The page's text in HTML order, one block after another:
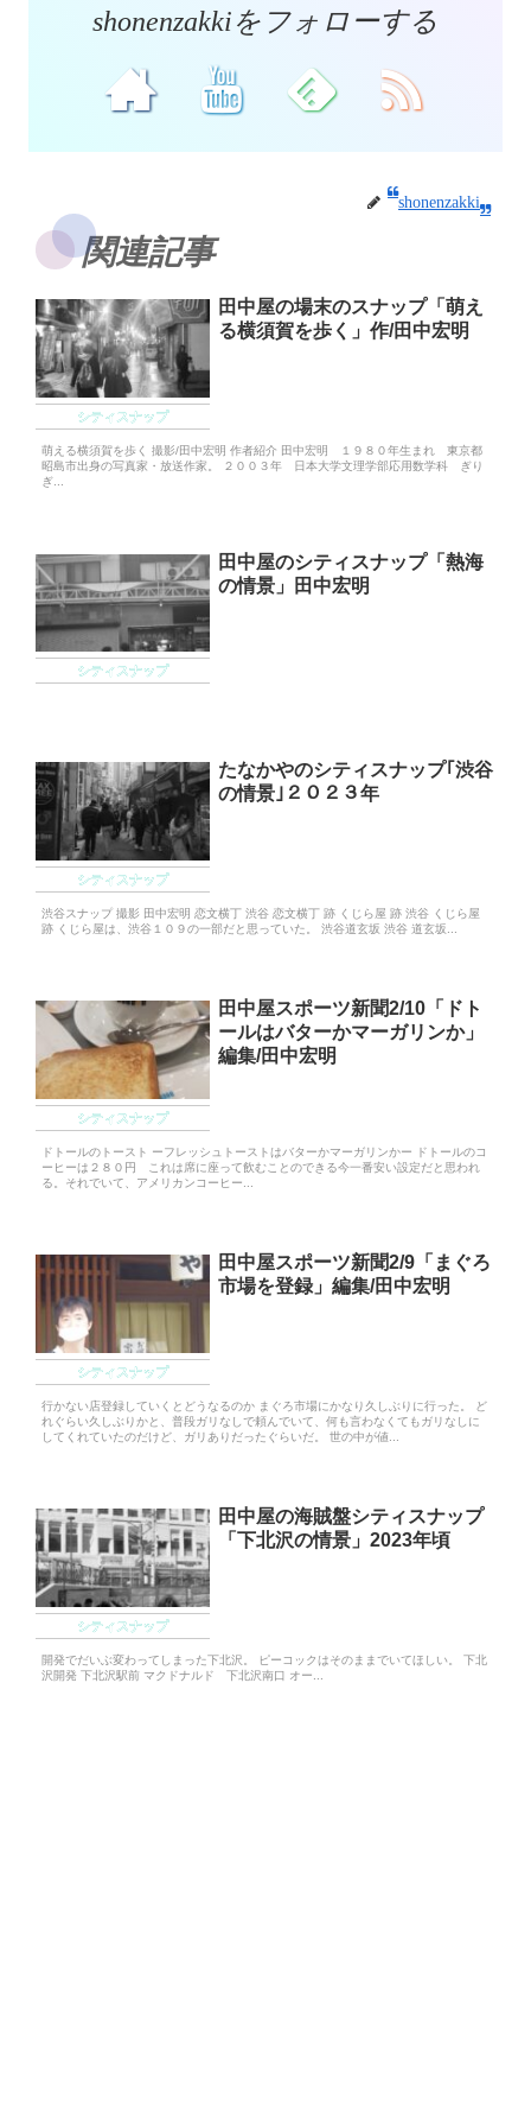
shonenzakkiをフォローする
shonenzakki
関連記事
シティスナップ
田中屋の場末のスナップ「萌え
る横須賀を歩く」作/田中宏明
萌える横須賀を歩く 撮影/田中宏明 作者紹介 田中宏明 １９８０年生まれ 東京都
昭島市出身の写真家・放送作家。 ２００３年 日本大学文理学部応用数学科 ぎり
ぎ...
シティスナップ
田中屋のシティスナップ「熱海
の情景」田中宏明
シティスナップ
たなかやのシティスナップ｢渋谷
の情景｣２０２３年
渋谷スナップ 撮影 田中宏明 恋文横丁 渋谷 恋文横丁 跡 くじら屋 跡 渋谷 くじら屋
跡 くじら屋は、渋谷１０９の一部だと思っていた。 渋谷道玄坂 渋谷 道玄坂...
シティスナップ
田中屋スポーツ新聞2/10「ドト
ールはバターかマーガリンか」
編集/田中宏明
ドトールのトースト ーフレッシュトーストはバターかマーガリンかー ドトールのコ
ーヒーは２８０円 これは席に座って飲むことのできる今一番安い設定だと思われ
る。それでいて、アメリカンコーヒー...
シティスナップ
田中屋スポーツ新聞2/9「まぐろ
市場を登録」編集/田中宏明
行かない店登録していくとどうなるのか まぐろ市場にかなり久しぶりに行った。 ど
れぐらい久しぶりかと、普段ガリなしで頼んでいて、何も言わなくてもガリなしに
してくれていたのだけど、ガリありだったぐらいだ。 世の中が値...
シティスナップ
田中屋の海賊盤シティスナップ
「下北沢の情景」2023年頃
開発でだいぶ変わってしまった下北沢。 ピーコックはそのままでいてほしい。 下北
沢開発 下北沢駅前 マクドナルド 下北沢南口 オー...